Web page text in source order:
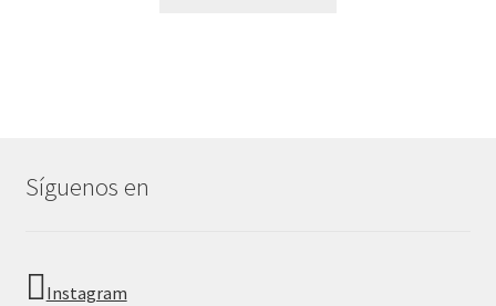
Síguenos en
Instagram